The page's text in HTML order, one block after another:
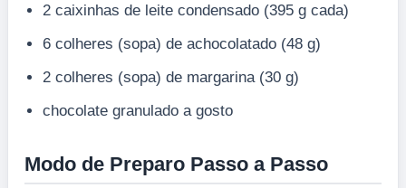
2 caixinhas de leite condensado (395 g cada)
6 colheres (sopa) de achocolatado (48 g)
2 colheres (sopa) de margarina (30 g)
chocolate granulado a gosto
Modo de Preparo Passo a Passo